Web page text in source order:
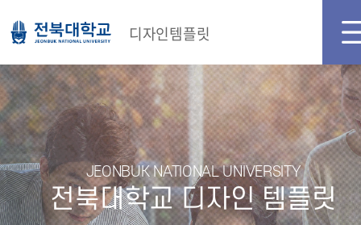
디자인템플릿
JEONBUK NATIONAL UNIVERSITY
전북대학교 디자인 템플릿